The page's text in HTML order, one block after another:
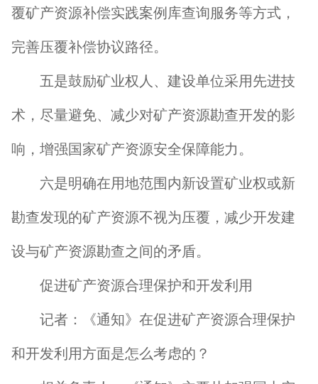
覆矿产资源补偿实践案例库查询服务等方式，
完善压覆补偿协议路径。
五是鼓励矿业权人、建设单位采用先进技
术，尽量避免、减少对矿产资源勘查开发的影
响，增强国家矿产资源安全保障能力。
六是明确在用地范围内新设置矿业权或新
勘查发现的矿产资源不视为压覆，减少开发建
设与矿产资源勘查之间的矛盾。
促进矿产资源合理保护和开发利用
记者：《通知》在促进矿产资源合理保护
和开发利用方面是怎么考虑的？